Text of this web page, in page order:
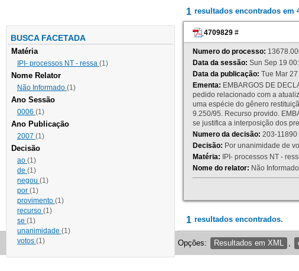
BUSCA FACETADA
Matéria
IPI- processos NT - ressa (1)
Nome Relator
Não Informado (1)
Ano Sessão
0006 (1)
Ano Publicação
2007 (1)
Decisão
ao (1)
de (1)
negou (1)
por (1)
provimento (1)
recurso (1)
se (1)
unanimidade (1)
votos (1)
1 resultados encontrados em
4709829 #
Numero do processo:
Data da sessão: Sun Sep 19
Data da publicação: Tue Mar
Ementa: EMBARGOS DE
pedido relacionado com a
uma espécie do gênero
9.250/95. Recurso provido.
se justifica a interposição dos
Numero da decisão: 203-11890
Decisão: Por unanimidade de
Matéria: IPI- processos NT -
Nome do relator: Não Informado
1 resultados encontrados.
Opções: Resultados em XML